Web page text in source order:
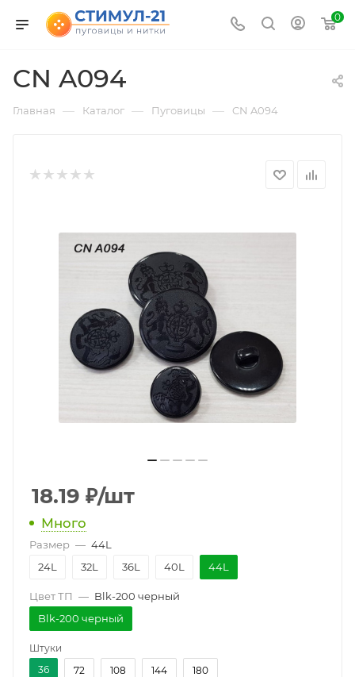
0
CN A094
Главная — Каталог — Пуговицы — CN A094
18.19 ₽/шт
Много
Размер — 44L
24L
32L 36L 40L 44L
Цвет ТП — Blk-200 черный
Blk-200 черный
Штуки
36
72 108 144 180